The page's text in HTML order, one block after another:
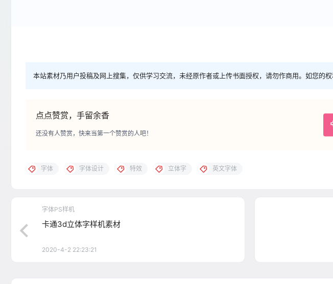
本站素材乃用户投稿及网上搜集，仅供学习交流，未经原作者或上传书面授权，请勿作商用。如您的
点点赞赏，手留余香
还没有人赞赏，快来当第一个赞赏的人吧！
字体 字体设计 特效 立体字 英文字体
字体PS样机
卡通3d立体字样机素材
2020-4-2 22:23:21